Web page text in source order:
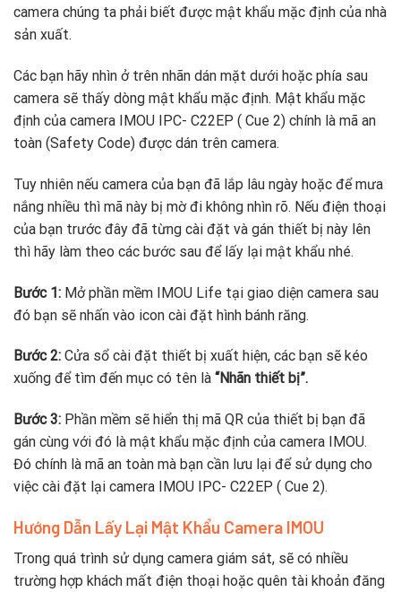
camera chúng ta phải biết được mật khẩu mặc định của nhà
sản xuất.
Các bạn hãy nhìn ở trên nhãn dán mặt dưới hoặc phía sau
camera sẽ thấy dòng mật khẩu mặc định. Mật khẩu mặc
định của camera IMOU IPC- C22EP ( Cue 2) chính là mã an
toàn (Safety Code) được dán trên camera.
Tuy nhiên nếu camera của bạn đã lắp lâu ngày hoặc để mưa
nắng nhiều thì mã này bị mờ đi không nhìn rõ. Nếu điện thoại
của bạn trước đây đã từng cài đặt và gán thiết bị này lên
thì hãy làm theo các bước sau để lấy lại mật khẩu nhé.
Bước 1: Mở phần mềm IMOU Life tại giao diện camera sau
đó bạn sẽ nhấn vào icon cài đặt hình bánh răng.
Bước 2: Cửa sổ cài đặt thiết bị xuất hiện, các bạn sẽ kéo
xuống để tìm đến mục có tên là “Nhãn thiết bị”.
Bước 3: Phần mềm sẽ hiển thị mã QR của thiết bị bạn đã
gán cùng với đó là mật khẩu mặc định của camera IMOU.
Đó chính là mã an toàn mà bạn cần lưu lại để sử dụng cho
việc cài đặt lại camera IMOU IPC- C22EP ( Cue 2).
Hướng Dẫn Lấy Lại Mật Khẩu Camera IMOU
Trong quá trình sử dụng camera giám sát, sẽ có nhiều
trường hợp khách mất điện thoại hoặc quên tài khoản đăng